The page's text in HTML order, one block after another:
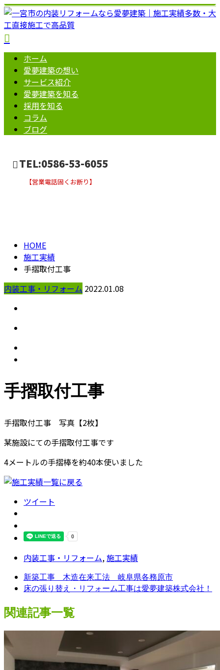
ホーム
愛夢建築の想い
サービス紹介
愛夢建築を知る
採用を知る
コラム
ブログ
TEL:0586-53-6055
【営業電話固くお断り】
HOME
施工実績
手摺取付工事
内装工事・リフォーム 2022.01.08
手摺取付工事
手摺取付工事 写真【2枚】
某施設にての手摺取付工事です
4メートルの手摺棒を約40本使いました
ツイート
内装工事・リフォーム,施工実績
新築工事 木造在来工法 岐阜県各務原市
床の張り替え・リフォーム工事は愛夢建築株式会社！
関連記事一覧